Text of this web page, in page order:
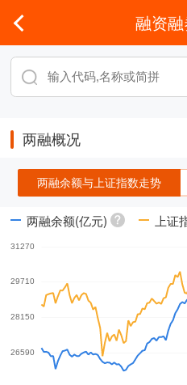
融资
两融概况
两融余额与上证指数走势
两融余额(亿元) 上证